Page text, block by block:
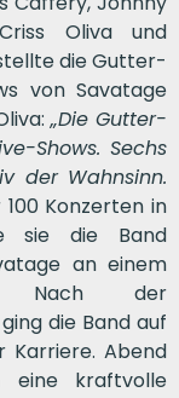
Oliva und
die Gutter-
von Savatage
„Die Gutter-
Shows. Sechs
der Wahnsinn.
Konzerten in
sie die Band
an einem
Nach der
die Band auf
Karriere. Abend
eine kraftvolle